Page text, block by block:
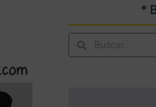
*